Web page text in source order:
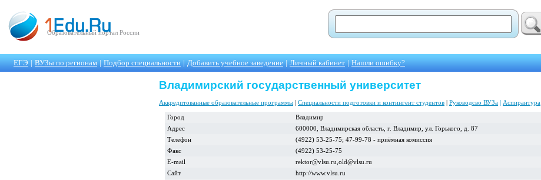
Образовательный портал России
ЕГЭ | ВУЗы по регионам | Подбор специальности | Добавить учебное заведение | Личный кабинет | Нашли ошибку?
Владимирский государственный университет
Аккредитованные образовательные программы Специальности подготовки и контингент студентов Руководсво ВУЗа Аспирантура
Город
Владимир
Адрес
600000, Владимирская область, г. Владимир, ул. Горького, д. 87
Телефон
(4922) 53-25-75; 47-99-78 - приёмная комиссия
Факс
(4922) 53-25-75
E-mail
rektor@vlsu.ru,old@vlsu.ru
Сайт
http://www.vlsu.ru